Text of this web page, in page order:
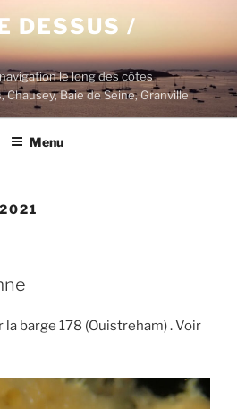
DESSUS /
le long des côtes
Baie de Seine, Granville
Menu
la barge 178 (Ouistreham) . Voir